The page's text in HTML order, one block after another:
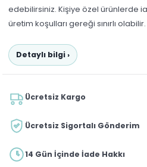
edebilirsiniz. Kişiye özel ürünlerde
üretim koşulları gereği sınırlı olabilir.
Detaylı bilgi ›
Ücretsiz Kargo
Ücretsiz Sigortalı Gönderim
14 Gün İçinde İade Hakkı